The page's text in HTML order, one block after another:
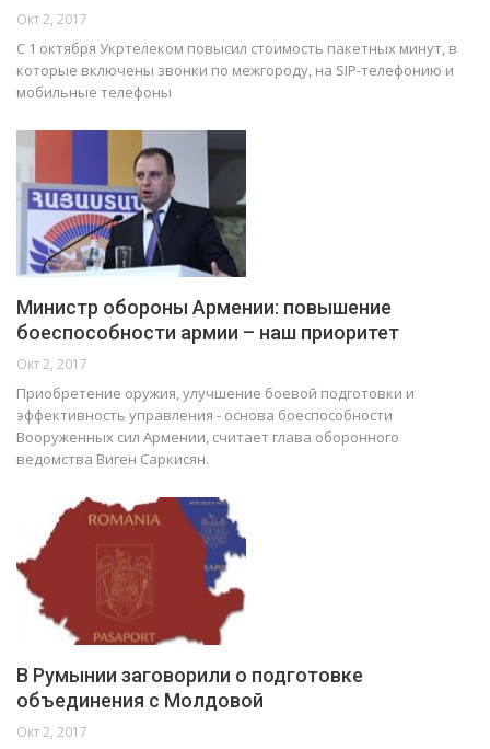
Окт 2, 2017
С 1 октября Укртелеком повысил стоимость пакетных минут, в
которые включены звонки по межгороду, на SIP-телефонию и
мобильные телефоны
Министр обороны Армении: повышение
боеспособности армии – наш приоритет
Окт 2, 2017
Приобретение оружия, улучшение боевой подготовки и
эффективность управления - основа боеспособности
Вооруженных сил Армении, считает глава оборонного
ведомства Виген Саркисян.
В Румынии заговорили о подготовке
объединения с Молдовой
Окт 2, 2017